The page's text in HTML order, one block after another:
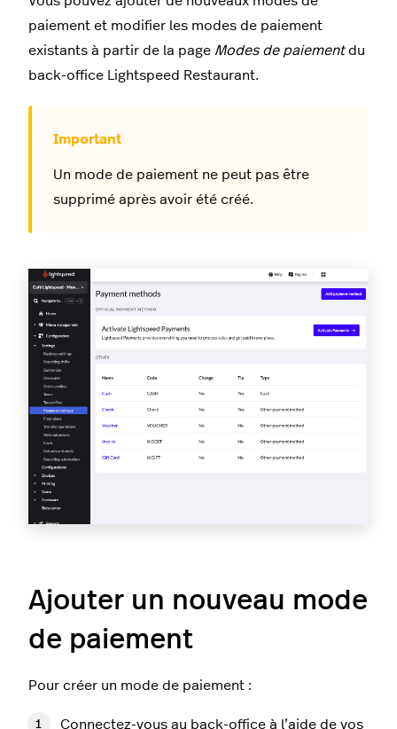
paiement et modifier les modes de paiement
existants à partir de la page Modes de paiementdu
back-office Lightspeed Restaurant.
Un mode de paiement ne peut pas être
supprimé après avoir été créé.
Ajouter un nouveau mode
de paiement
Pour créer un mode de paiement :
Connectez-vous au back-office à l’aide de vos